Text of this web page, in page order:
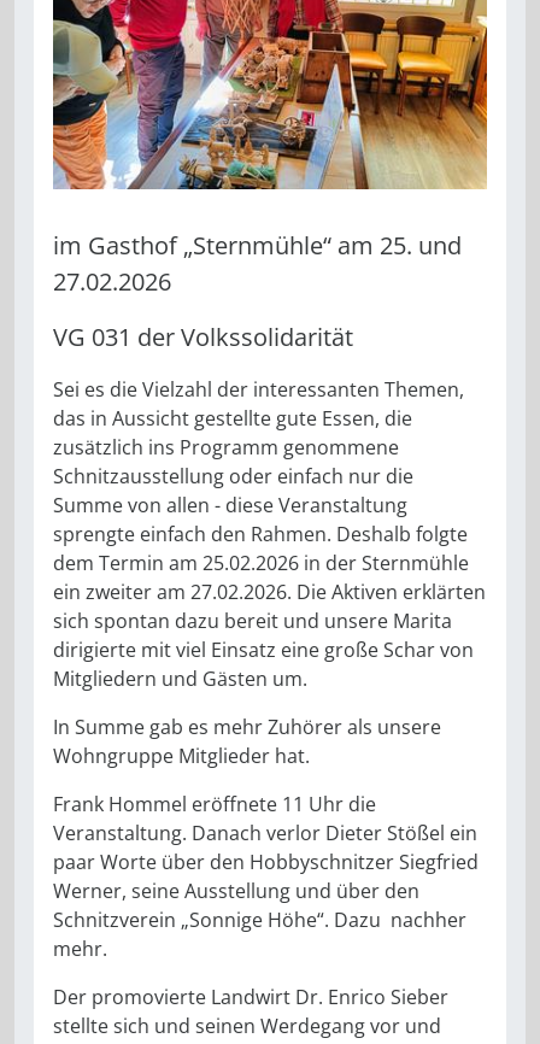
im Gasthof „Sternmühle“ am 25. und
27.02.2026
VG 031 der Volkssolidarität
Sei es die Vielzahl der interessanten Themen,
das in Aussicht gestellte gute Essen, die
zusätzlich ins Programm genommene
Schnitzausstellung oder einfach nur die
Summe von allen - diese Veranstaltung
sprengte einfach den Rahmen. Deshalb folgte
dem Termin am 25.02.2026 in der Sternmühle
ein zweiter am 27.02.2026. Die Aktiven erklärten
sich spontan dazu bereit und unsere Marita
dirigierte mit viel Einsatz eine große Schar von
Mitgliedern und Gästen um.
In Summe gab es mehr Zuhörer als unsere
Wohngruppe Mitglieder hat.
Frank Hommel eröffnete 11 Uhr die
Veranstaltung. Danach verlor Dieter Stößel ein
paar Worte über den Hobbyschnitzer Siegfried
Werner, seine Ausstellung und über den
Schnitzverein „Sonnige Höhe“. Dazu nachher
mehr.
Der promovierte Landwirt Dr. Enrico Sieber
stellte sich und seinen Werdegang vor und